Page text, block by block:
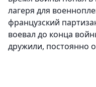
лагеря для
французский
воевал до конца
дружили, постоянно